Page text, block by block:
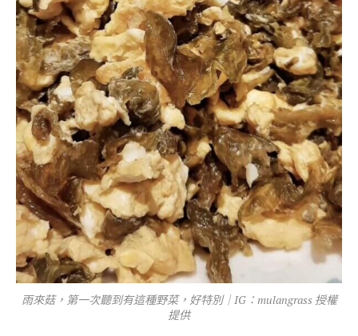
雨來菇，第一次聽到有這種野菜，好特別｜IG：mulangrass 授權
提供